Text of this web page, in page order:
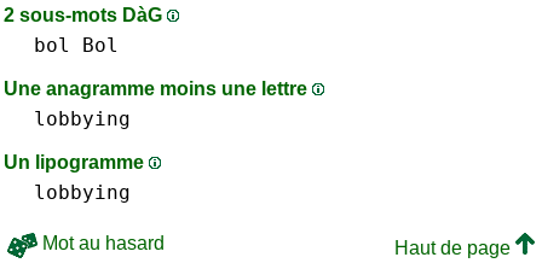
2 sous-mots DàG
bol Bol
Une anagramme moins une lettre
lobbying
Un lipogramme
lobbying
Mot au hasard
Haut de page